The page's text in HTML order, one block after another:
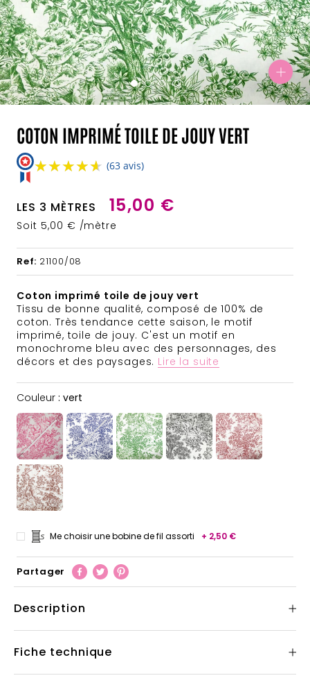
COTON IMPRIMÉ TOILE DE JOUY VERT
★★★★★
★★★★★ (63 avis)
LES 3 MÈTRES 15,00 €
Soit 5,00 € /mètre
Ref: 21100/08
Coton imprimé toile de jouy vert
Tissu de bonne qualité, composé de 100% de
coton. Très tendance cette saison, le motif
imprimé, toile de jouy. C'est un motif en
monochrome bleu avec des personnages, des
décors et des paysages. Lire la suite
Couleur : vert
Me choisir une bobine de fil assorti + 2,50 €
Partager
Description
Fiche technique